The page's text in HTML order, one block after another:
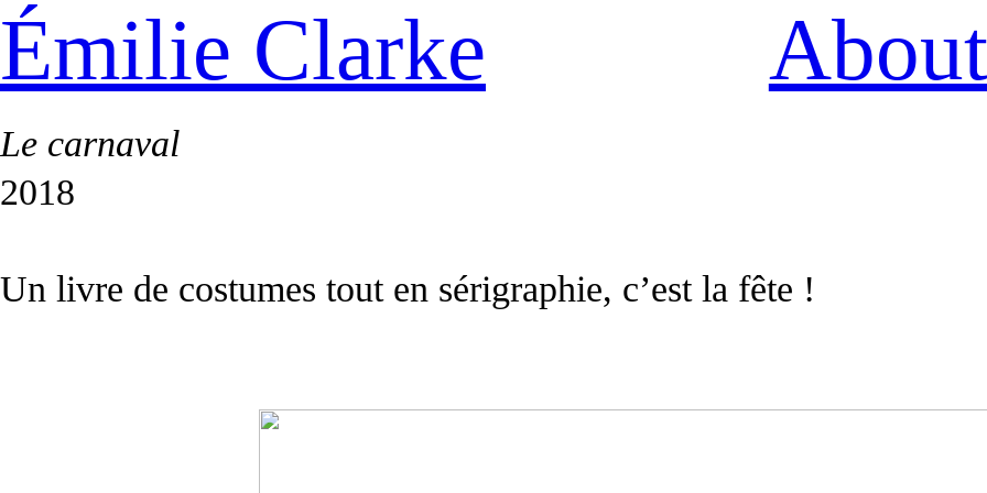
Émilie Clarke About
Le carnaval
2018
Un livre de costumes tout en sérigraphie, c’est la fête !